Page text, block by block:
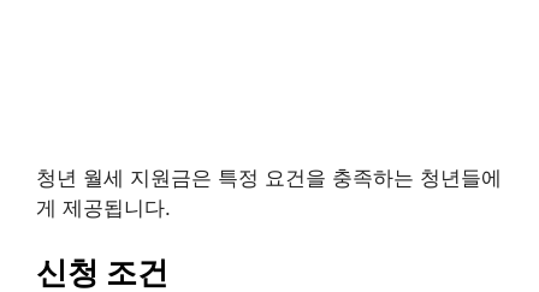
청년 월세 지원금은 특정 요건을 충족하는 청년들에
게 제공됩니다.
신청 조건